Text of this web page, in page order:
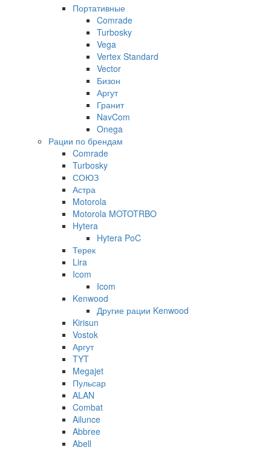
Портативные
Comrade
Turbosky
Vega
Vertex Standard
Vector
Бизон
Аргут
Гранит
NavCom
Onega
Рации по брендам
Comrade
Turbosky
СОЮЗ
Астра
Motorola
Motorola MOTOTRBO
Hytera
Hytera PoC
Терек
Lira
Icom
Icom
Kenwood
Другие рации Kenwood
Kirisun
Vostok
Аргут
TYT
Megajet
Пульсар
ALAN
Combat
Ailunce
Abbree
Abell